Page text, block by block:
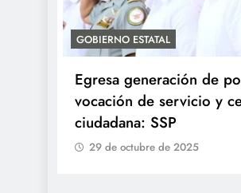
generación de policías con
de servicio y cercanía
octubre de 2025